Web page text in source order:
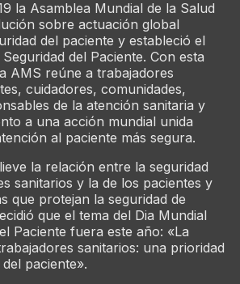
la Asamblea Mundial de la Salud
sobre actuación global
del paciente y estableció el
del Paciente. Con esta
AMS reúne a trabajadores
cuidadores, comunidades,
de la atención sanitaria y
a una acción mundial unida
al paciente más segura.
la relación entre la seguridad
sanitarios y la de los pacientes y
que protejan la seguridad de
que el tema del Dia Mundial
Paciente fuera este año: «La
sanitarios: una prioridad
paciente».